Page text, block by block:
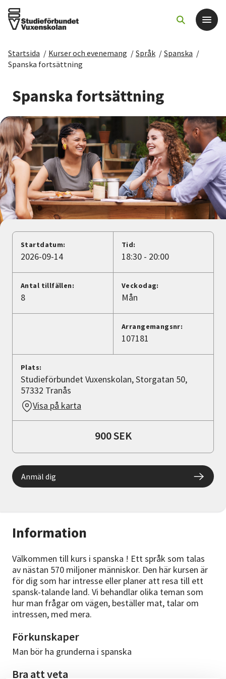
Det här gör vi
För dig som
Sök kurser och evenemang
Om SV
Starta studiecirkel
Cirkelledare
Nyheter
Avdelningar
Lyssna
Startsida / Kurser och evenemang / Språk / Spanska /
Spanska fortsättning
Spanska fortsättning
Information
Välkommen till kurs i spanska ! Ett språk som talas
av nästan 570 miljoner människor. Den här kursen är
för dig som har intresse eller planer att resa till ett
spansk-talande land. Vi behandlar olika teman som
hur man frågar om vägen, beställer mat, talar om
intressen, med mera.
Förkunskaper
Man bör ha grunderna i spanska
Bra att veta
Startdatum:
2026-09-14
Tid:
18:30 - 20:00
Antal tillfällen:
8
Veckodag:
Mån
Arrangemangsnr:
107181
Plats:
Studieförbundet Vuxenskolan, Storgatan 50,
57332 Tranås
Visa på karta
900 SEK
Anmäl dig